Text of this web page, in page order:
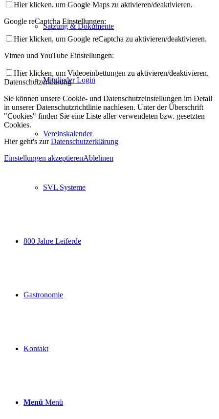
Satzung & Dokumente
Mitglieder Login
Vereinskalender
SVL Systeme
800 Jahre Leiferde
Gastronomie
Kontakt
Menü Menü
Hier klicken, um Google Maps zu aktivieren/deaktivieren.
Google reCaptcha Einstellungen:
Hier klicken, um Google reCaptcha zu aktivieren/deaktivieren.
Vimeo und YouTube Einstellungen:
Hier klicken, um Videoeinbettungen zu aktivieren/deaktivieren.
Datenschutzerklärung
Sie können unsere Cookie- und Datenschutzeinstellungen im Detail
in unserer Datenschutzrichtlinie nachlesen. Unter der Überschrift
"Cookies" finden Sie eine Liste aller verwendeten bzw. gesetzten
Cookies.
Hier geht's zurDatenschutzerklärung
Einstellungen akzeptierenAblehnen